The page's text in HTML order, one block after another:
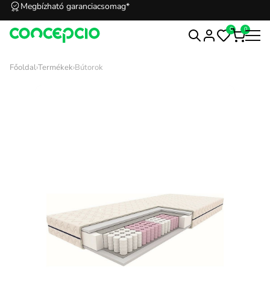
Megbízható garanciacsomag*
0 0
Főoldal›Termékek›Bútorok